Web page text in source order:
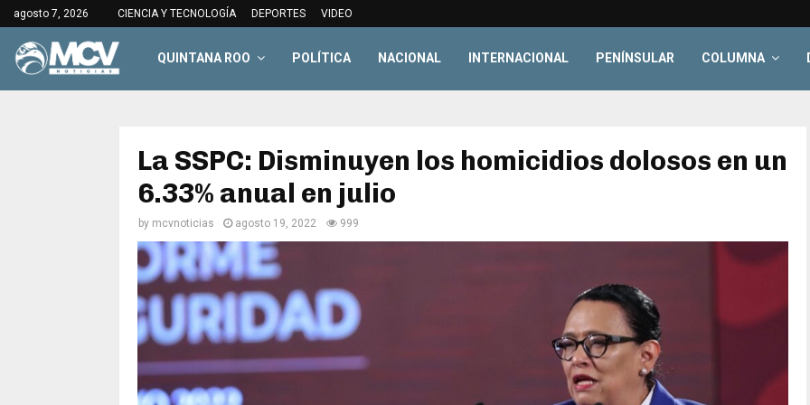
agosto 7, 2026 CIENCIA Y TECNOLOGÍA DEPORTES VIDEO
QUINTANA ROO POLÍTICA NACIONAL INTERNACIONAL PENÍNSULAR COLUMNA
La SSPC: Disminuyen los homicidios dolosos en un
6.33% anual en julio
by mcvnoticias agosto 19, 2022 999